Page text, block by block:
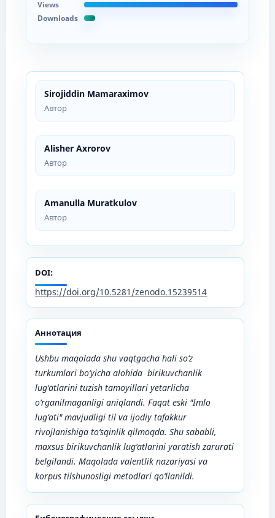
Sirojiddin Mamaraximov
Автор
Alisher Axrorov
Автор
Amanulla Muratkulov
Автор
DOI:
https://doi.org/10.5281/zenodo.15239514
Аннотация
Ushbu maqolada shu vaqtgacha hali so‘z
turkumlari bo‘yicha alohida birikuvchanlik
lug‘atlarini tuzish tamoyillari yetarlicha
o‘rganilmaganligi aniqlandi. Faqat eski "Imlo
lug‘ati" mavjudligi til va ijodiy tafakkur
rivojlanishiga to‘sqinlik qilmoqda. Shu sababli,
maxsus birikuvchanlik lug‘atlarini yaratish zarurati
belgilandi. Maqolada valentlik nazariyasi va
korpus tilshunosligi metodlari qo‘llanildi.
Views
Downloads